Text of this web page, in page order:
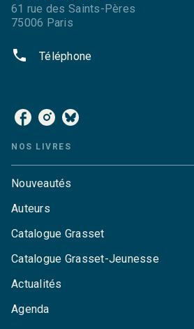
61 rue des Saints-Pères
75006 Paris
phone Téléphone
NOS LIVRES
Nouveautés
Auteurs
Catalogue Grasset
Catalogue Grasset-Jeunesse
Actualités
Agenda